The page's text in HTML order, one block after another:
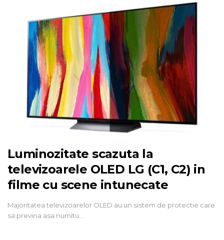
Luminozitate scazuta la
televizoarele OLED LG (C1, C2) in
filme cu scene intunecate
Majoritatea televizoarelor OLED au un sistem de protectie care
sa previna asa numitu…